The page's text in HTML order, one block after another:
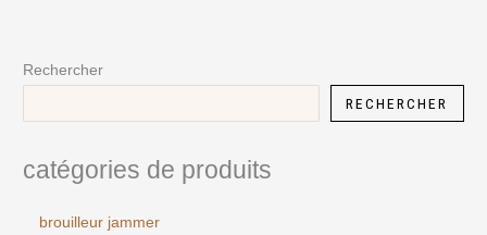
Rechercher
RECHERCHER
catégories de produits
brouilleur jammer